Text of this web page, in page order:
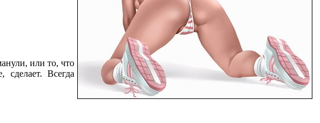
или то, что
Всегда